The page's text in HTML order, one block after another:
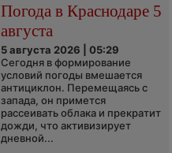
Погода в Краснодаре 5
августа
5 августа 2026 | 05:29
Сегодня в формирование
условий погоды вмешается
антициклон. Перемещаясь с
запада, он примется
рассеивать облака и прекратит
дожди, что активизирует
дневной...